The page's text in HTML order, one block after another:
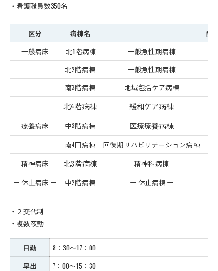
・看護職員数350名
区分 病棟名
配
一般病床
北1階病棟 一般急性期病棟
北2階病棟
一般急性期病棟
南3階病棟
地域包括ケア病棟
北4階病棟 緩和ケア病棟
療養病床 中3階病棟 医療療養病棟
南4回病棟 回復期リハビリテーション病棟
精神病床
北3階病棟 精神科病棟
ー 休止病床 ー
中2階病棟 ー 休止病棟 ー
・２交代制
・複数夜勤
日勤
8：30～17：00
早出
7：00～15：30